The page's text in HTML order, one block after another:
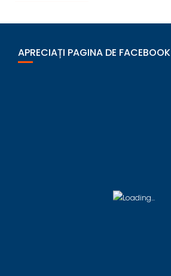
APRECIAȚI PAGINA DE FACEBOOK